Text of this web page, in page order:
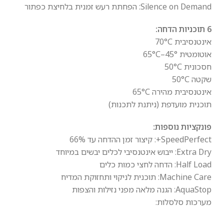
Silence on Demand: הפחתת רעש זמנית בלחיצת כפתור
6 תוכניות הדחה:
אינטנסיבית 70°C
אוטומטית 45°–65°C
חסכונית 50°C
שקטה 50°C
אינטנסיבית מהירה 65°C
תוכנית מועדפת (ניתנת לתכנות)
פונקציות נוספות:
SpeedPerfect+: קיצור זמן ההדחה עד 66%
Extra Dry: ייבוש אינטנסיבי לכלים יבשים במיוחד
Half Load: הדחה לחצי כמות כלים
Machine Care: תוכנית לניקוי ותחזוקת המדיח
AquaStop: הגנה מלאה מפני נזילות והצפות
מערכות סלסלות: